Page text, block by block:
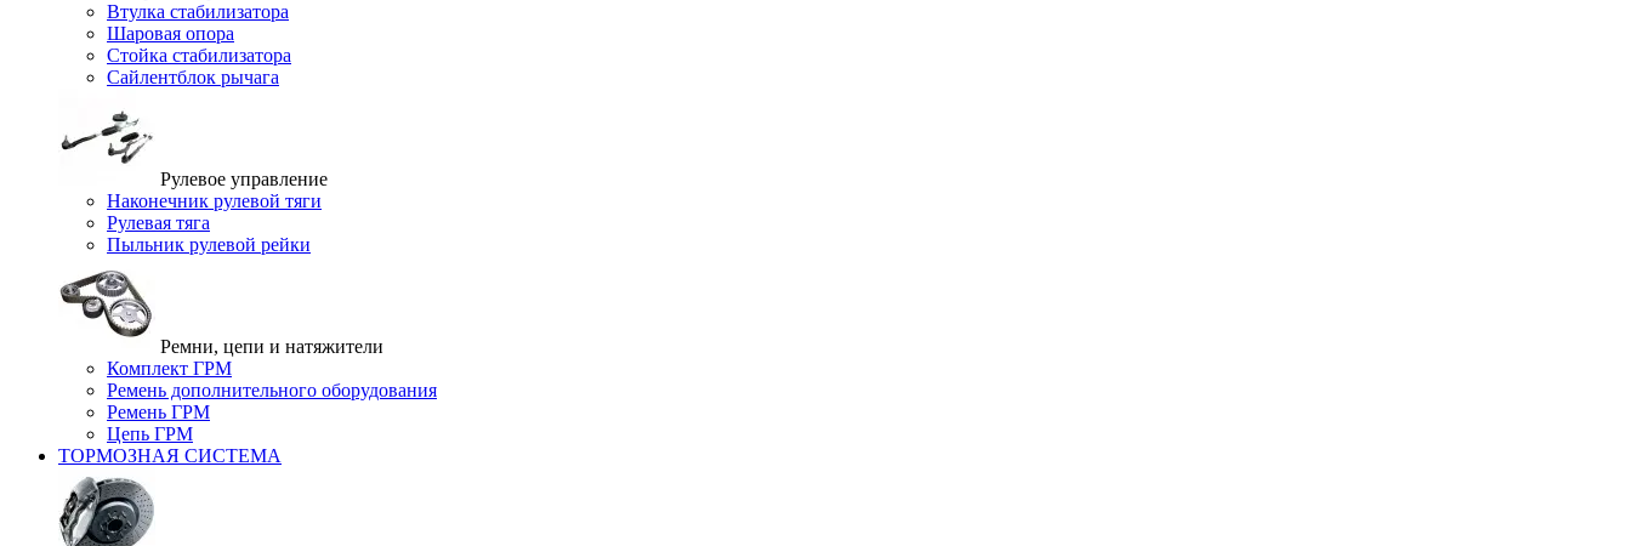
Втулка стабилизатора
Шаровая опора
Стойка стабилизатора
Сайлентблок рычага
Рулевое управление
Наконечник рулевой тяги
Рулевая тяга
Пыльник рулевой рейки
Ремни, цепи и натяжители
Комплект ГРМ
Ремень дополнительного оборудования
Ремень ГРМ
Цепь ГРМ
ТОРМОЗНАЯ СИСТЕМА